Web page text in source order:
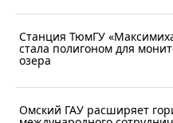
Станция ТюмГУ
стала полигоном для
озера
Омский ГАУ расширяет